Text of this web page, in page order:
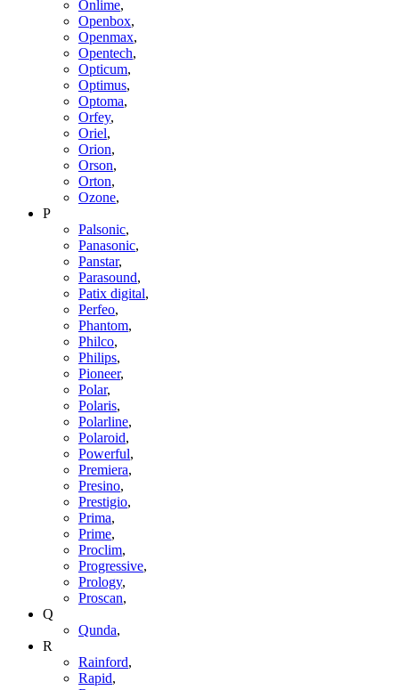
Onlime,
Openbox,
Openmax,
Opentech,
Opticum,
Optimus,
Optoma,
Orfey,
Oriel,
Orion,
Orson,
Orton,
Ozone,
P
Palsonic,
Panasonic,
Panstar,
Parasound,
Patix digital,
Perfeo,
Phantom,
Philco,
Philips,
Pioneer,
Polar,
Polaris,
Polarline,
Polaroid,
Powerful,
Premiera,
Presino,
Prestigio,
Prima,
Prime,
Proclim,
Progressive,
Prology,
Proscan,
Q
Qunda,
R
Rainford,
Rapid,